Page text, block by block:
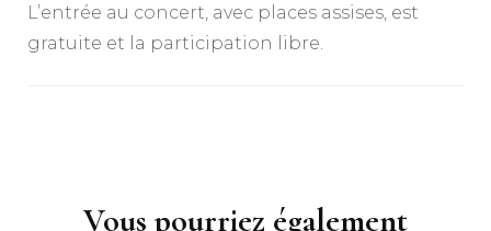
L’entrée au concert, avec places assises, est
gratuite et la participation libre.
Vous pourriez également